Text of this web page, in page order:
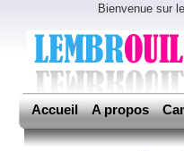
Bienvenue sur
Accueil A propos